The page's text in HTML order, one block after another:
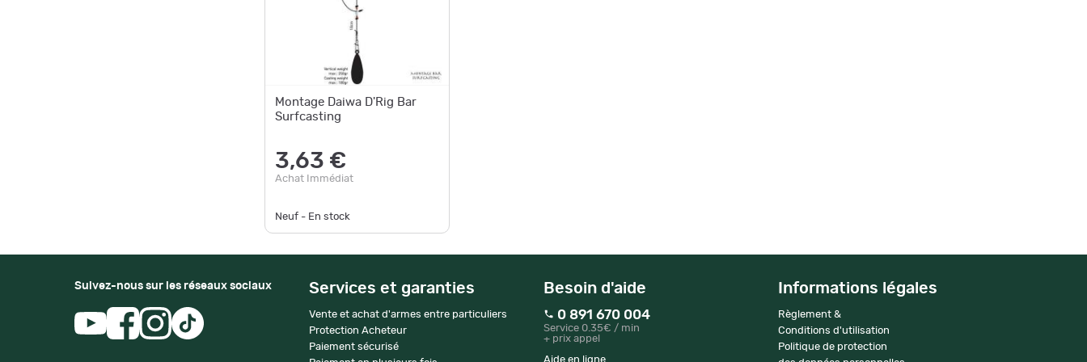
Montage Daiwa D'Rig Bar
Surfcasting
3,63 €
Achat Immédiat
Neuf - En stock
Suivez-nous sur les réseaux sociaux Services et garanties
Vente et achat d'armes entre particuliers
Protection Acheteur
Paiement sécurisé
Besoin d'aide
0 891 670 004
Service 0.35€ / min
+ prix appel
Informations légales
Règlement &
Conditions d'utilisation
Politique de protection